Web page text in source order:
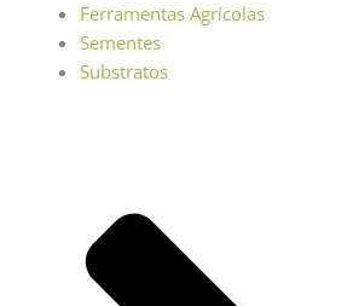
Ferramentas Agrícolas
Sementes
Substratos